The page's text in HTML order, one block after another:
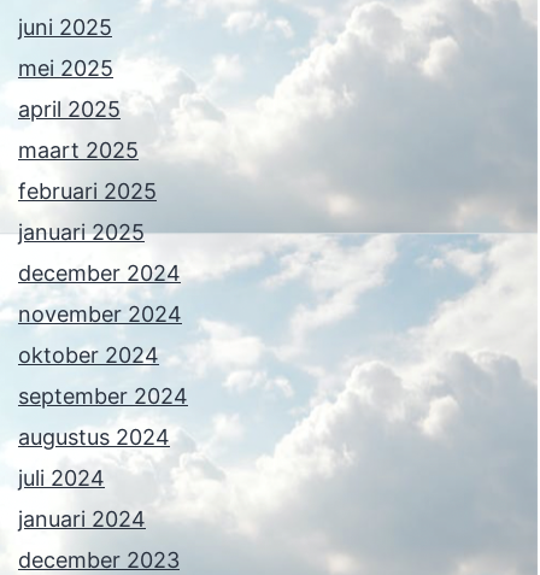
juni 2025
mei 2025
april 2025
maart 2025
februari 2025
januari 2025
december 2024
november 2024
oktober 2024
september 2024
augustus 2024
juli 2024
januari 2024
december 2023